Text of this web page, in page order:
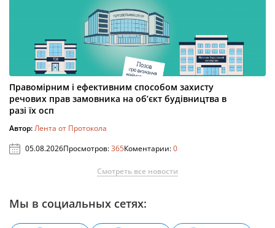
Правомірним і ефективним способом захисту
речових прав замовника на об’єкт будівництва в
разі їх осп
Автор:Лента от Протокола
05.08.2026Просмотров:365Коментарии:0
Смотреть все новости
Мы в социальных сетях: